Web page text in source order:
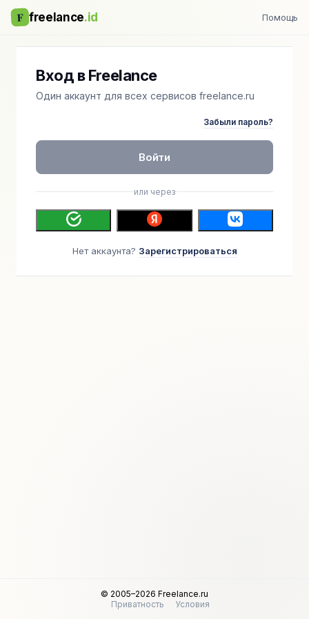
F freelance.id Помощь
Вход в Freelance
Один аккаунт для всех сервисов freelance.ru
Забыли пароль?
Войти
или через
Нет аккаунта? Зарегистрироваться
© 2005–2026 Freelance.ru
Приватность
Условия